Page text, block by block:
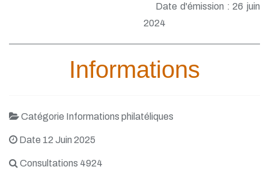
Date d'émission : 26 juin
2024
Informations
Catégorie Informations philatéliques
Date 12 Juin 2025
Consultations 4924